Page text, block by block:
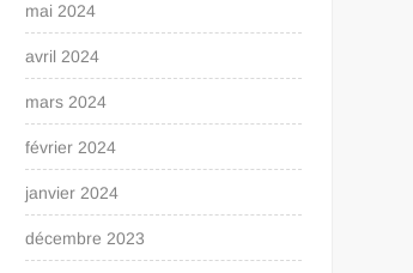
mai 2024
avril 2024
mars 2024
février 2024
janvier 2024
décembre 2023